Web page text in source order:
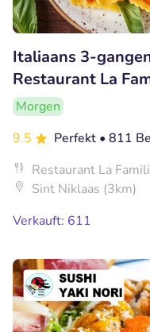
Italiaans 3-
Restaurant La
Morgen
9.5
Perfekt • 811
Restaurant La
Sint Niklaas (3km)
Verkauft: 611